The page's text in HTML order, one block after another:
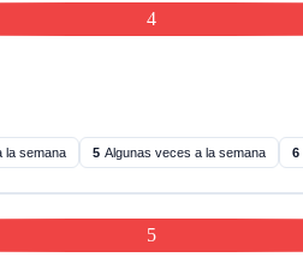
4
la semana 5 Algunas veces a la semana 6
5